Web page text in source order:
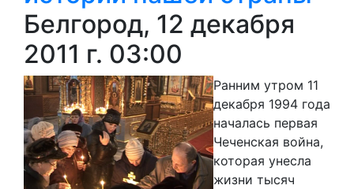
Белгород, 12 декабря
2011 г. 03:00
Ранним утром 11
декабря 1994 года
началась первая
Чеченская война,
которая унесла
жизни тысяч